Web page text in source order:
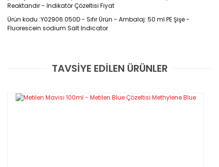
Reaktandır - İndikatör Çözeltisi Fiyat
Ürün kodu :Y02906.050D - Sıfır Ürün - Ambalaj: 50 ml PE Şişe -
Fluorescein sodium Salt Indicator
Bu ürüne ilk yorumu siz yapın!
Yorum Yaz
Ürün Markası : KimyaLab
TAVSİYE EDİLEN ÜRÜNLER